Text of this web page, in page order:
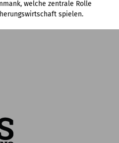
welche zentrale Rolle
spielen.